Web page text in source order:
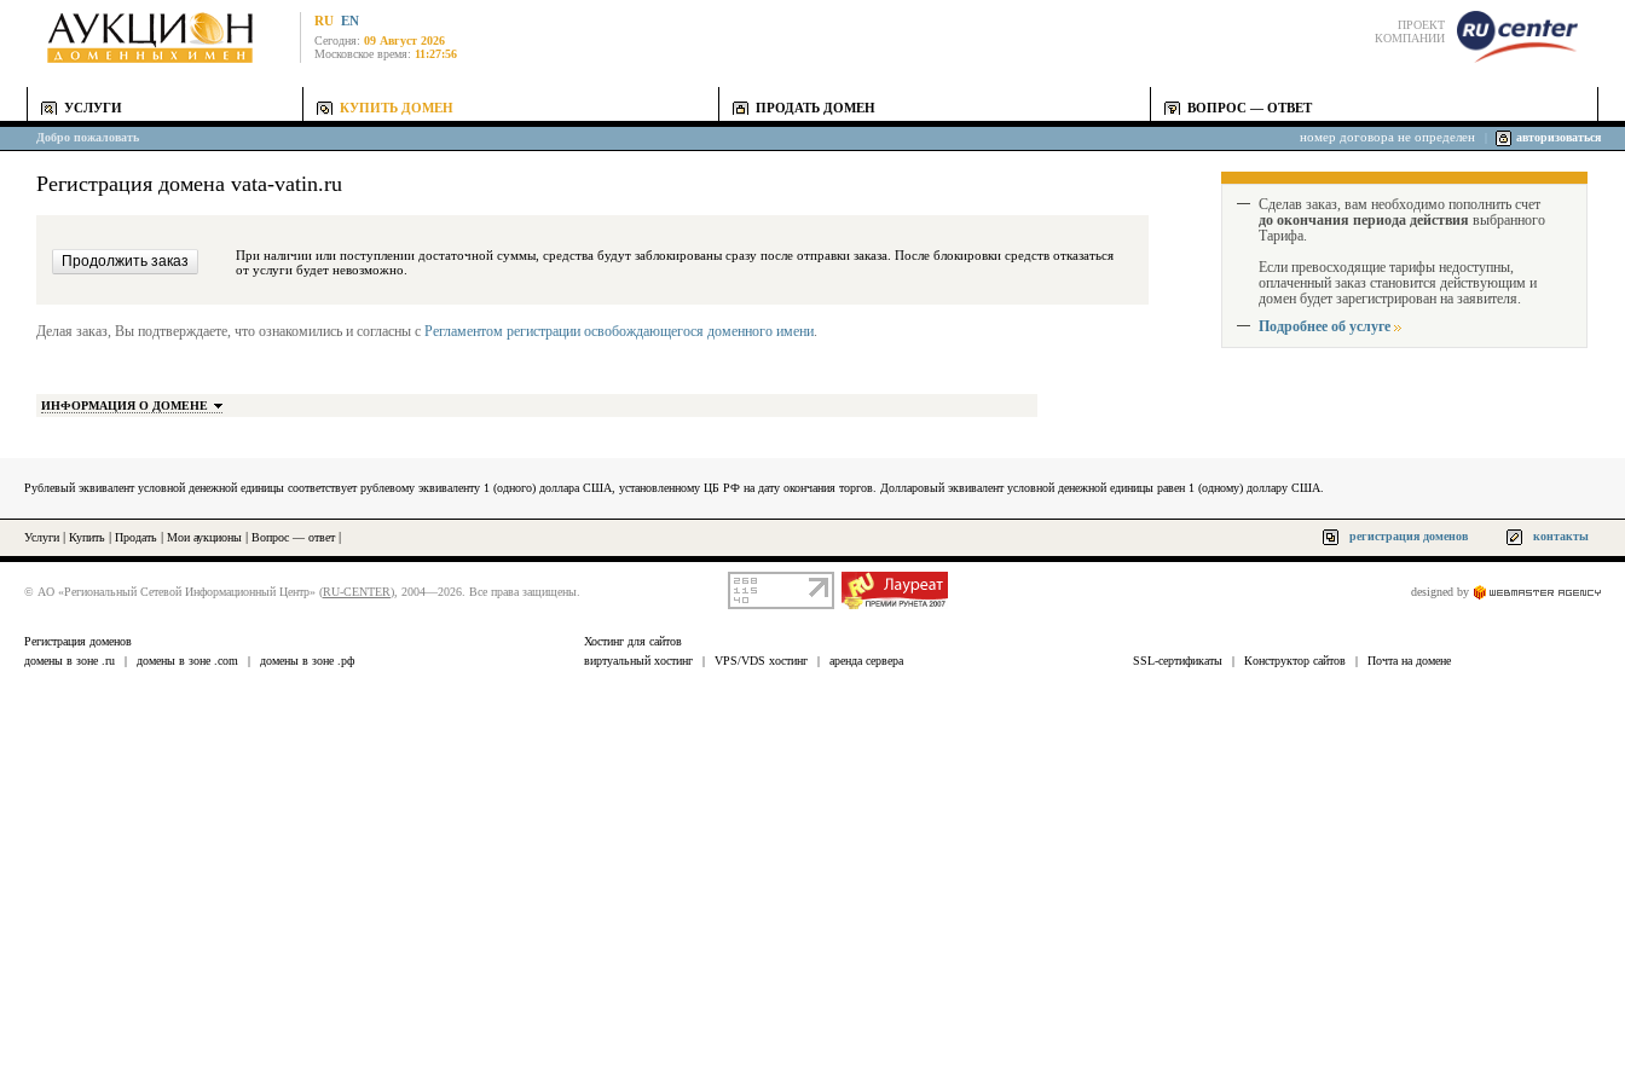
RU EN
Сегодня: 09 Август 2026
Московское время: 11:27:56
ПРОЕКТ
КОМПАНИИ
УСЛУГИ КУПИТЬ ДОМЕН ПРОДАТЬ ДОМЕН ВОПРОС — ОТВЕТ
Добро пожаловать номер договора не определен авторизоваться
Регистрация домена vata-vatin.ru
При наличии или поступлении достаточной суммы, средства будут заблокированы сразу после отправки заказа. После блокировки средств отказаться
от услуги будет невозможно.
Делая заказ, Вы подтверждаете, что ознакомились и согласны с Регламентом регистрации освобождающегося доменного имени.
ИНФОРМАЦИЯ О ДОМЕНЕ
Сделав заказ, вам необходимо пополнить счет
до окончания периода действия выбранного
Тарифа.
Если превосходящие тарифы недоступны,
оплаченный заказ становится действующим и
домен будет зарегистрирован на заявителя.
Подробнее об услуге
Рублевый эквивалент условной денежной единицы соответствует рублевому эквиваленту 1 (одного) доллара США, установленному ЦБ РФ на дату окончания торгов. Долларовый эквивалент условной денежной единицы равен 1 (одному) доллару США.
Услуги Купить Продать Мои аукционы Вопрос — ответ| регистрация доменов контакты
© АО «Региональный Сетевой Информационный Центр» (RU-CENTER), 2004—2026. Все права защищены. designed by
Регистрация доменов
домены в зоне .ru
| домены в зоне .com | домены в зоне .рф
Хостинг для сайтов
виртуальный хостинг
| VPS/VDS хостинг | аренда сервера SSL-сертификаты | Конструктор сайтов | Почта на домене